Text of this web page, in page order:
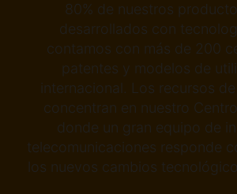
80% de nuestros
desarrollados con
contamos con más de 200
patentes y modelos de
internacional. Los recursos
concentran en nuestro
donde un gran equipo de
telecomunicaciones responde
los nuevos cambios